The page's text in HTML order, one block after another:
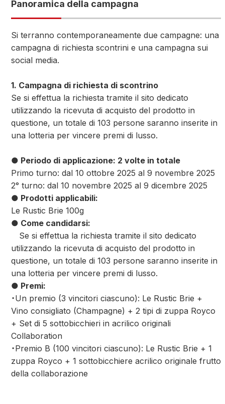
Panoramica della campagna
Si terranno contemporaneamente due campagne: una
campagna di richiesta scontrini e una campagna sui
social media.
1. Campagna di richiesta di scontrino
Se si effettua la richiesta tramite il sito dedicato
utilizzando la ricevuta di acquisto del prodotto in
questione, un totale di 103 persone saranno inserite in
una lotteria per vincere premi di lusso.
● Periodo di applicazione: 2 volte in totale
Primo turno: dal 10 ottobre 2025 al 9 novembre 2025
2° turno: dal 10 novembre 2025 al 9 dicembre 2025
● Prodotti applicabili:
Le Rustic Brie 100g
● Come candidarsi:
Se si effettua la richiesta tramite il sito dedicato
utilizzando la ricevuta di acquisto del prodotto in
questione, un totale di 103 persone saranno inserite in
una lotteria per vincere premi di lusso.
● Premi:
・Un premio (3 vincitori ciascuno): Le Rustic Brie +
Vino consigliato (Champagne) + 2 tipi di zuppa Royco
+ Set di 5 sottobicchieri in acrilico originali
Collaboration
・Premio B (100 vincitori ciascuno): Le Rustic Brie + 1
zuppa Royco + 1 sottobicchiere acrilico originale frutto
della collaborazione